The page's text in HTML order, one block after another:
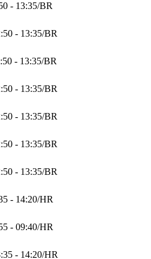
- 13:35/BR
- 13:35/BR
- 13:35/BR
- 13:35/BR
- 13:35/BR
- 13:35/BR
- 13:35/BR
- 14:20/HR
- 09:40/HR
- 14:20/HR